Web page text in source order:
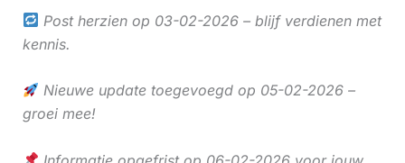
Post herzien op 03-02-2026 – blijf verdienen met
kennis.
Nieuwe update toegevoegd op 05-02-2026 –
groei mee!